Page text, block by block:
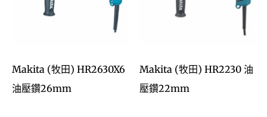
Makita (牧田) HR2630X6
油壓鑽26mm
Makita (牧田) HR2230 油
壓鑽22mm